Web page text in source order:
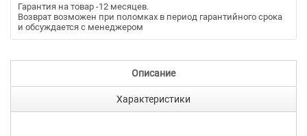
Гарантия на товар -12 месяцев.
Возврат возможен при поломках в период гарантийного срока
и обсуждается с менеджером
Описание
Характеристики